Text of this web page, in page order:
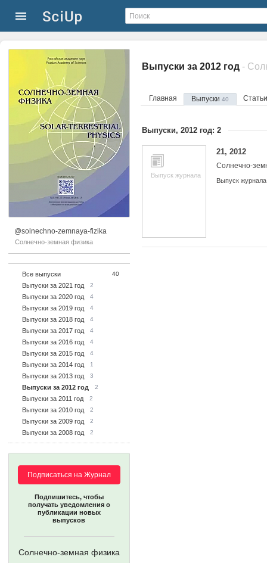
@solnechno-zemnaya-fizika
Солнечно-земная физика
Все выпуски 40
Выпуски за 2021 год 2
Выпуски за 2020 год 4
Выпуски за 2019 год 4
Выпуски за 2018 год 4
Выпуски за 2017 год 4
Выпуски за 2016 год 4
Выпуски за 2015 год 4
Выпуски за 2014 год 1
Выпуски за 2013 год 3
Выпуски за 2012 год 2
Выпуски за 2011 год 2
Выпуски за 2010 год 2
Выпуски за 2009 год 2
Выпуски за 2008 год 2
Подписаться на Журнал
Подпишитесь, чтобы
получать уведомления о
публикации новых
выпусков
Солнечно-земная физика
Выпуски за 2012 год -
Главная Выпуски 40
Выпуски, 2012 год: 2
Выпуск журнала
21, 2012
Солнечно-
Выпуск журнала